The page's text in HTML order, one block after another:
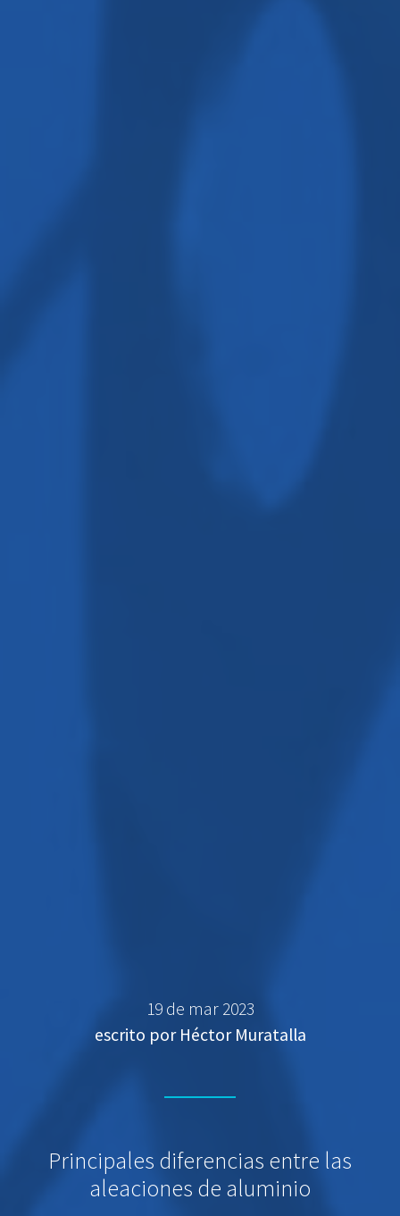
19 de mar 2023
escrito por Héctor Muratalla
Principales diferencias entre las
aleaciones de aluminio